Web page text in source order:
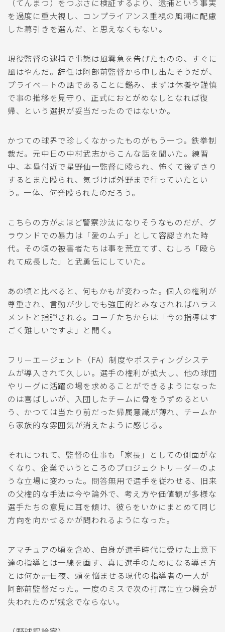
（てんまつ）をつぶさに検証するより、逮捕という事実
を過度に重大視し、コンプライアンス重視の風潮に配慮
した幕引きを選んだ、と思えなくもない。
現役監督の逮捕で事態は風雲急を告げたものの、すぐに
風はやんだ。辞任は阿部前監督から申し出たそうだが、
プライベートの話であることに鑑み、まずは休養や謹慎
で事の推移を見守り、正式におとがめなしとなれば復
帰、という選択が妥当だったのではないか。
かつての球界で珍しくなかったものがもう一つ。鉄拳制
裁だ。元中日の中村武志からこんな話を聞いた。練習
中、本塁付近で星野仙一監督に殴られ、怖くて後ずさり
するとまた殴られ、気づけば外野まで行っていたとい
う。一体、何発殴られたのだろう。
こちらの方がよほど警察沙汰になりそうなものだが、グ
ラウンドでの暴力は「愛のムチ」として容認された時
代。その頃の被害者たちは事を荒立てず、むしろ「殴ら
れて成長した」と武勇伝にしていた。
あの頃と比べると、何もかもが変わった。個人の権利が
尊重され、言動が少しでも強圧的とみなされればハラス
メントと指弾される。コーチたちからは「今の指導はす
ごく難しいですよ」と聞く。
フリーエージェント（FA）制度やポスティングシステ
ムが導入されて久しい。選手の権利が拡大し、他の球団
やリーグに活躍の場を求めることができるようになった
のは喜ばしいが、入団したチームに骨をうずめるとい
う、かつては当たり前だった帰属意識が薄れ、チームか
ら家族的な雰囲気が消えたように感じる。
それにつれて、監督の仕事も「家長」としての側面がな
くなり、企業でいうところのプロジェクトリーダーのよ
うな立場に変わった。問答無用で選手を従わせる、旧来
の父権的な手法は今や論外で、考え方や価値観が多様な
選手たちの意見に耳を傾け、彼らをいかにまとめて同じ
方向を向かせるかが問われるようになった。
アマチュアの頃を含め、自身が選手時代に受けた上意下
達の指導とは一線を画す、真に選手のためになる導き方
とは何か――。日夜、頭を悩ませる現代の指導者の一人が
阿部前監督だった。一度のミスで次の打席に立つ機会が
失われたのが残念でならない。